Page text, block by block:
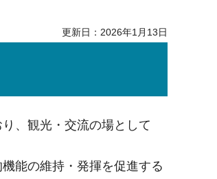
更新日：2026年1月13日
、観光・交流の場として
能の維持・発揮を促進する